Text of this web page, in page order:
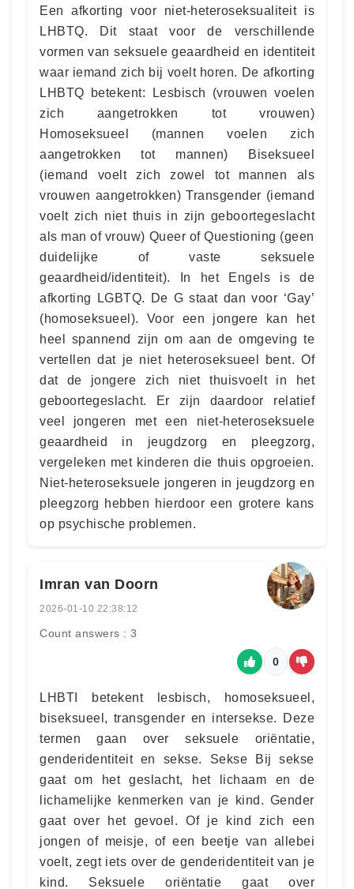
Een afkorting voor niet-heteroseksualiteit is
LHBTQ. Dit staat voor de verschillende
vormen van seksuele geaardheid en identiteit
waar iemand zich bij voelt horen. De afkorting
LHBTQ betekent: Lesbisch (vrouwen voelen
zich aangetrokken tot vrouwen)
Homoseksueel (mannen voelen zich
aangetrokken tot mannen) Biseksueel
(iemand voelt zich zowel tot mannen als
vrouwen aangetrokken) Transgender (iemand
voelt zich niet thuis in zijn geboortegeslacht
als man of vrouw) Queer of Questioning (geen
duidelijke of vaste seksuele
geaardheid/identiteit). In het Engels is de
afkorting LGBTQ. De G staat dan voor ‘Gay’
(homoseksueel). Voor een jongere kan het
heel spannend zijn om aan de omgeving te
vertellen dat je niet heteroseksueel bent. Of
dat de jongere zich niet thuisvoelt in het
geboortegeslacht. Er zijn daardoor relatief
veel jongeren met een niet-heteroseksuele
geaardheid in jeugdzorg en pleegzorg,
vergeleken met kinderen die thuis opgroeien.
Niet-heteroseksuele jongeren in jeugdzorg en
pleegzorg hebben hierdoor een grotere kans
op psychische problemen.
Imran van Doorn
2026-01-10 22:38:12
Count answers : 3
0
LHBTI betekent lesbisch, homoseksueel,
biseksueel, transgender en intersekse. Deze
termen gaan over seksuele oriëntatie,
genderidentiteit en sekse. Sekse Bij sekse
gaat om het geslacht, het lichaam en de
lichamelijke kenmerken van je kind. Gender
gaat over het gevoel. Of je kind zich een
jongen of meisje, of een beetje van allebei
voelt, zegt iets over de genderidentiteit van je
kind. Seksuele oriëntatie gaat over